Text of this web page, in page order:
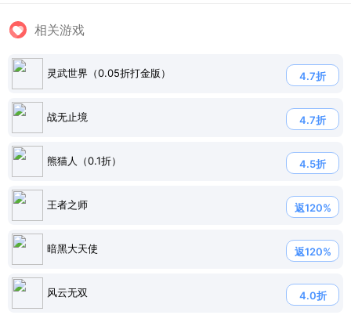
相关游戏
灵武世界（0.05折打金版） 4.7折
战无止境 4.7折
熊猫人（0.1折） 4.5折
王者之师 返120%
暗黑大天使 返120%
风云无双 4.0折